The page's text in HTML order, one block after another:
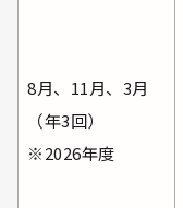
8月、11月、3月
（年3回）
※2026年度